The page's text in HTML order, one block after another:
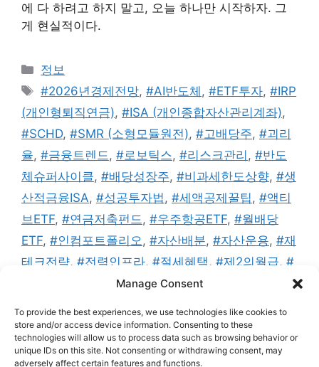
Manage Consent
To provide the best experiences, we use technologies like cookies to
store and/or access device information. Consenting to these
technologies will allow us to process data such as browsing behavior or
unique IDs on this site. Not consenting or withdrawing consent, may
adversely affect certain features and functions.
에 다 하려고 하지 말고, 오늘 하나만 시작하자. 그
게 현실적이다.
카
테
리
정보
태
그
#2026년경제전망,#AI반도체 ,#ETF투자,#IRP
(개인형퇴직연금), #ISA (개인종합자산관리계좌),
#SCHD, #SMR (소형모듈원전), #고배당주, #괴리
율, #금융트렌드, #로보틱스, #리스크관리 , #반도
체슈퍼사이클, #배당성장주, #비과세한도상향, #생
산적금융ISA, #성공투자법, #세액공제꿀팁, #액티
브ETF, #연금저축펀드, #우주항공ETF, #월배당
ETF, #인컴포트폴리오, #자산배분, #자산운용, #재
테크전략, #전력인프라, #절세혜택, #제2의월급, #
조방원 (조선·방산·원전), #추적오차
Satellite)
댓글 남기기